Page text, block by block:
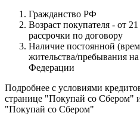
Гражданство РФ
Возраст покупателя - от
рассрочки по договору
Наличие постоянной
жительства/пребывания
Федерации
Подробнее с условиями
странице "Покупай со Сбером"
"Покупай со Сбером"